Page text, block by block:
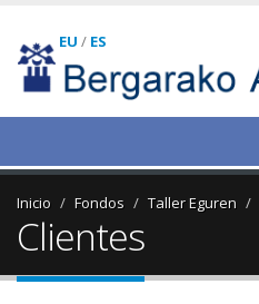
EU / ES
Inicio Fondos Taller Eguren
Clientes